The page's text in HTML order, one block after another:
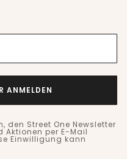
ANMELDEN
Street One Newsletter
Aktionen per E-Mail
Einwilligung kann